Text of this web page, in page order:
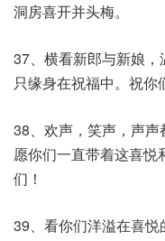
洞房喜开并头梅。
37、横看新郎与新娘，
只缘身在祝福中。祝你
38、欢声，笑声，声声
愿你们一直带着这喜
们！
39、看你们洋溢在喜